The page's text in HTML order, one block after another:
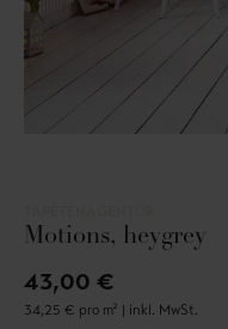
Motions, heygrey
43,00 €
34,25 € pro m² | inkl. MwSt.